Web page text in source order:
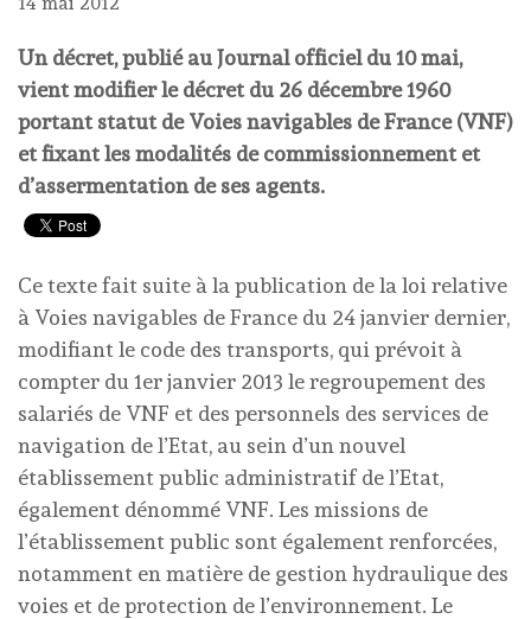
Un décret, publié au Journal officiel du 10 mai,
vient modifier le décret du 26 décembre 1960
portant statut de Voies navigables de France (VNF)
et fixant les modalités de commissionnement et
d’assermentation de ses agents.
Ce texte fait suite à la publication de la loi relative
à Voies navigables de France du 24 janvier dernier,
modifiant le code des transports, qui prévoit à
compter du 1er janvier 2013 le regroupement des
salariés de VNF et des personnels des services de
navigation de l’Etat, au sein d’un nouvel
établissement public administratif de l’Etat,
également dénommé VNF. Les missions de
l’établissement public sont également renforcées,
notamment en matière de gestion hydraulique des
voies et de protection de l’environnement. Le